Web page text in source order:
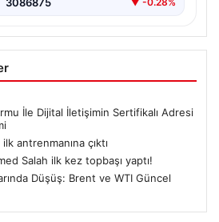
İle Dijital İletişimin Sertifikalı Adresi
antrenmanına çıktı
Salah ilk kez topbaşı yaptı!
Düşüş: Brent ve WTI Güncel